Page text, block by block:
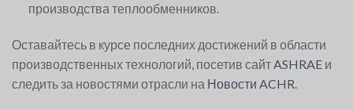
производства теплообменников.
Оставайтесь в курсе последних достижений в области
производственных технологий, посетив сайтASHRAE и
следить за новостями отрасли на Новости ACHR.